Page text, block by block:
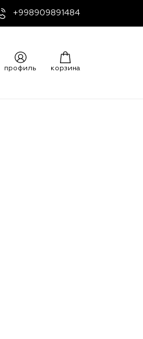
+998909891484
профиль корзина